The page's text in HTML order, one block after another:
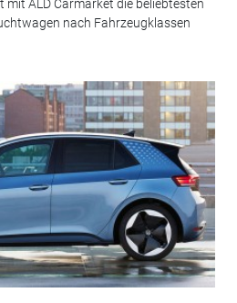
mit ALD Carmarket die beliebtesten
nach Fahrzeugklassen